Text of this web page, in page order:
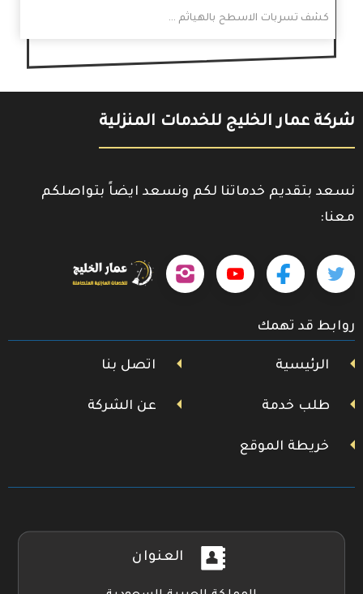
كشف تسربات الاسطح بالهياثم …
شركة عمار الخليج للخدمات المنزلية
نسعد بتقديم خدماتنا لكم ونسعد ايضاً بتواصلكم
معنا:
تابعنا تابعنا تابعنا تابعنا
جوجل
روابط قد تهمك
الرئيسية اتصل بنا
طلب خدمة عن الشركة
خريطة الموقع
العنوان